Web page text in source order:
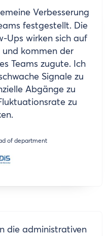
Verbesserung
festgestellt. Die
Ups wirken sich auf
kommen der
Teams zugute. Ich
Signale zu
Abgänge zu
zu
of department
die administrativen